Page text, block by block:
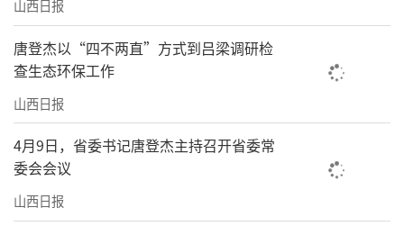
核心吸引物体系，强化现代旅游业基础支撑，
打造国际知名文化旅游目的地。“这一系列举
措对于将山西加快建设成为文旅强省具有重要
意义。”张黎敏表示。
《黑神话：悟空》为山西带来了前所未有
的热度，也给当地文旅发展带来了启示。“文
化创新的核心要素是人才培养。”山西财经大
山西日报
唐登杰以“四不两直”方式到吕梁调研检
查生态环保工作
山西日报
4月9日，省委书记唐登杰主持召开省委常
委会会议
山西日报